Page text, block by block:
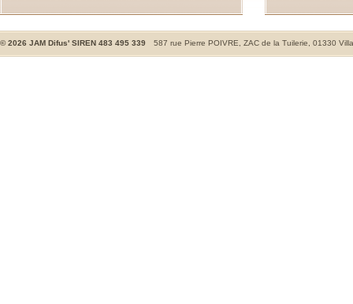
©2026 JAM Difus' SIREN 483 495 339 587 rue Pierre POIVRE, ZAC de la Tuilerie, 01330